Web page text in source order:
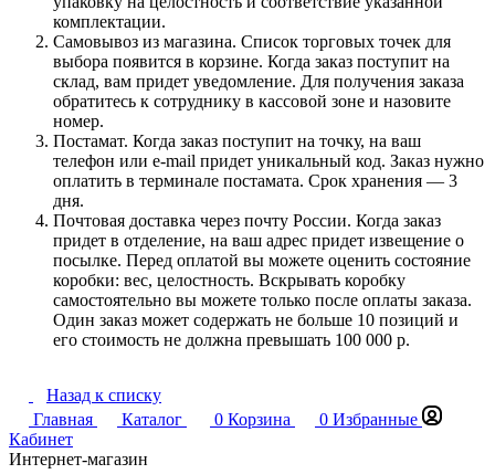
комплектации.
Самовывоз из магазина. Список торговых точек для
выбора появится в корзине. Когда заказ поступит на
склад, вам придет уведомление. Для получения заказа
обратитесь к сотруднику в кассовой зоне и назовите
номер.
Постамат. Когда заказ поступит на точку, на ваш
телефон или e-mail придет уникальный код. Заказ нужно
оплатить в терминале постамата. Срок хранения — 3
дня.
Почтовая доставка через почту России. Когда заказ
придет в отделение, на ваш адрес придет извещение о
посылке. Перед оплатой вы можете оценить состояние
коробки: вес, целостность. Вскрывать коробку
самостоятельно вы можете только после оплаты заказа.
Один заказ может содержать не больше 10 позиций и
его стоимость не должна превышать 100 000 р.
Назад к списку
Главная
Каталог 0 Корзина 0 Избранные
Кабинет
Интернет-магазин